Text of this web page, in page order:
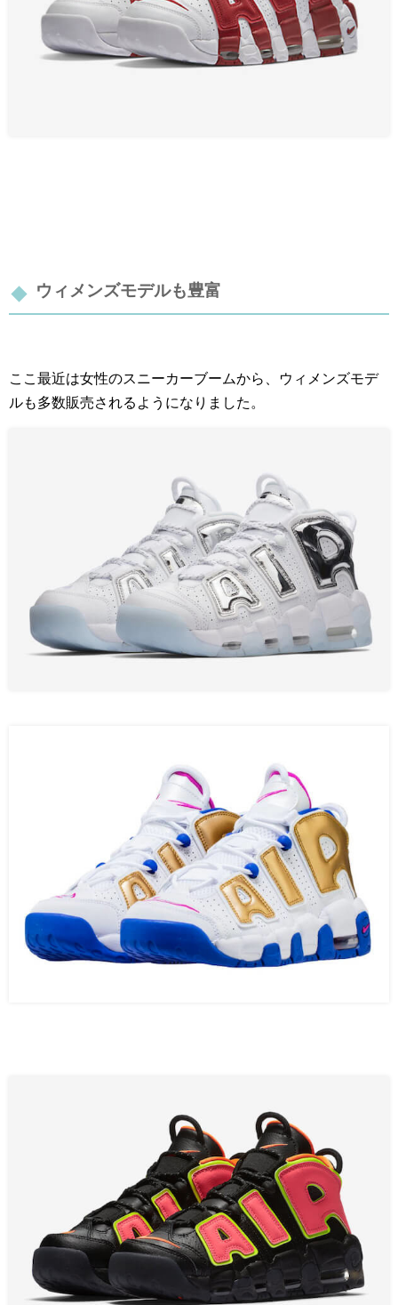
ウィメンズモデルも豊富
ここ最近は女性のスニーカーブームから、ウィメンズモデ
ルも多数販売されるようになりました。